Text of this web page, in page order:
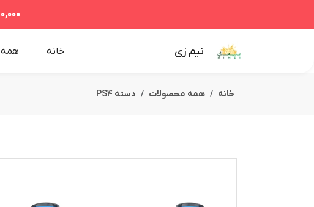
250,000
نیم زی خانه
خانه همه محصولات دسته PS4